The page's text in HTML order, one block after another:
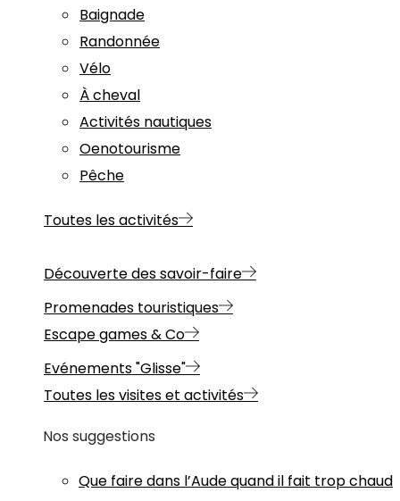
Baignade
Randonnée
Vélo
À cheval
Activités nautiques
Oenotourisme
Pêche
Toutes les activités
Découverte des savoir-faire
Promenades touristiques
Escape games & Co
Evénements "Glisse"
Toutes les visites et activités
Nos suggestions
Que faire dans l’Aude quand il fait trop chaud